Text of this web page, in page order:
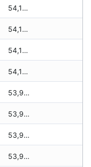
54,130 zł
54,130 zł
54,130 zł
54,130 zł
53,950 zł
53,950 zł
53,950 zł
53,950 zł